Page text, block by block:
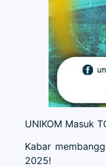
UNIKOM Masuk
Kabar
2025!